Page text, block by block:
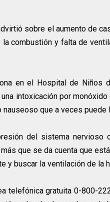
sobre el aumento de
combustión y falta de
en el Hospital de Niños
intoxicación por
que a veces
del sistema nervioso
que se da cuenta que
y buscar la ventilación de la
telefónica gratuita 0-800-